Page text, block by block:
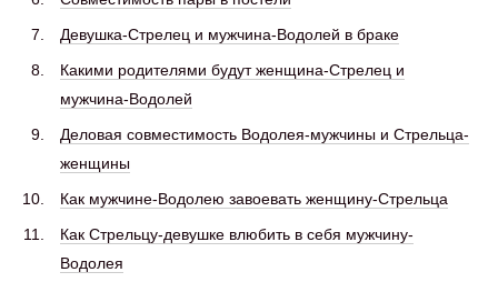
Девушка-Стрелец и мужчина-Водолей в браке
Какими родителями будут женщина-Стрелец и
мужчина-Водолей
Деловая совместимость Водолея-мужчины и Стрельца-
женщины
Как мужчине-Водолею завоевать женщину-Стрельца
Как Стрельцу-девушке влюбить в себя мужчину-
Водолея